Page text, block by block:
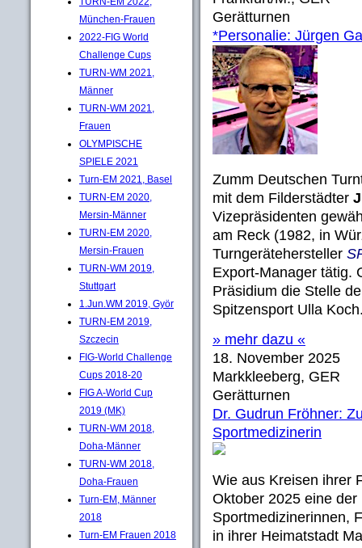
München-Frauen
2022-FIG World
Challenge Cups
TURN-WM 2021,
Männer
TURN-WM 2021,
Frauen
OLYMPISCHE
SPIELE 2021
Turn-EM 2021, Basel
TURN-EM 2020,
Mersin-Männer
TURN-EM 2020,
Mersin-Frauen
TURN-WM 2019,
Stuttgart
1.Jun.WM 2019, Györ
TURN-EM 2019,
Szczecin
FIG-World Challenge
Cups 2018-20
FIG A-World Cup
2019 (MK)
TURN-WM 2018,
Doha-Männer
TURN-WM 2018,
Doha-Frauen
Turn-EM, Männer
2018
Turn-EM Frauen 2018
Gerätturnen
*Personalie: Jürgen
Zumm Deutschen
mit dem Filderstädter
Vizepräsidenten
am Reck (1982, in
Turngerätehersteller
Export-Manager tätig.
Präsidium die Stelle
Spitzensport Ulla
» mehr dazu «
18. November 2025
Markkleeberg, GER
Gerätturnen
Dr. Gudrun Fröhner:
Sportmedizinerin
Wie aus Kreisen ihrer
Oktober 2025 eine
Sportmedizinerinnen,
in ihrer Heimatstadt